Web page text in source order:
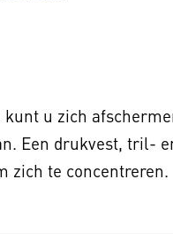
u zich
Een drukvest, tril-
zich te concentreren.